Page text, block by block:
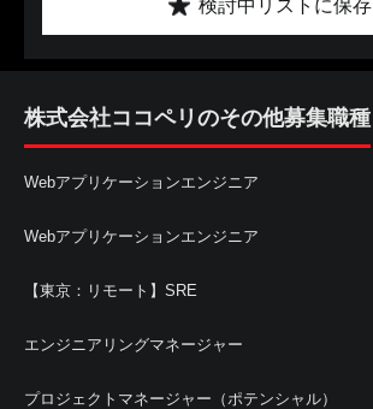
検討中リストに保存
株式会社ココペリのその他募集職種
Webアプリケーションエンジニア
Webアプリケーションエンジニア
【東京：リモート】SRE
エンジニアリングマネージャー
プロジェクトマネージャー（ポテンシャル）